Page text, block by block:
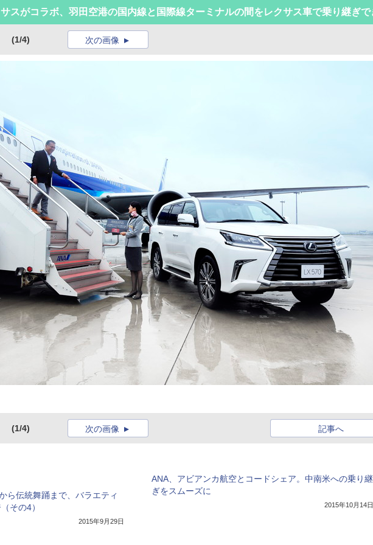
スがコラボ、羽田空港の国内線と国際線ターミナルの間をレクサス車で乗り継ぎ
(1/4) 次の画像
(1/4) 記事へ
次の画像
ら伝統舞踊まで、バラエティ
その4）
2015年9月29日
ANA、アビアンカ航空とコードシェア。中南米への乗り継
ぎをスムーズに
2015年10月14日